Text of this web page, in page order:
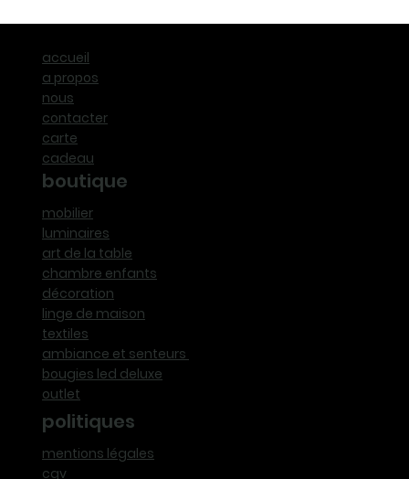
accueil
a propos
nous
contacter
carte
cadeau
boutique
mobilier
luminaires
art de la table
chambre enfants
décoration
linge de maison
textiles
ambiance et senteurs
bougies led deluxe
outlet
politiques
mentions légales
cgv